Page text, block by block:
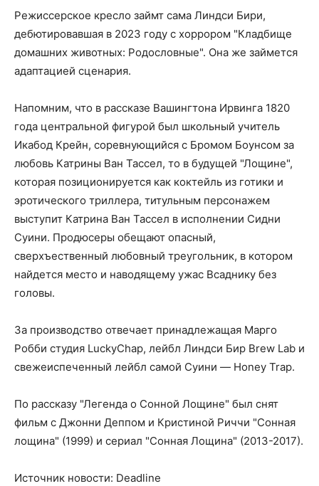
Режиссерское кресло займт сама Линдси Бири,
дебютировавшая в 2023 году с хоррором "Кладбище
домашних животных: Родословные". Она же займется
адаптацией сценария.
Напомним, что в рассказе Вашингтона Ирвинга 1820
года центральной фигурой был школьный учитель
Икабод Крейн, соревнующийся с Бромом Боунсом за
любовь Катрины Ван Тассел, то в будущей "Лощине",
которая позиционируется как коктейль из готики и
эротического триллера, титульным персонажем
выступит Катрина Ван Тассел в исполнении Сидни
Суини. Продюсеры обещают опасный,
сверхъественный любовный треугольник, в котором
найдется место и наводящему ужас Всаднику без
головы.
За производство отвечает принадлежащая Марго
Робби студия LuckyChap, лейбл Линдси Бир Brew Lab и
свежеиспеченный лейбл самой Суини — Honey Trap.
По рассказу "Легенда о Сонной Лощине" был снят
фильм с Джонни Деппом и Кристиной Риччи "Сонная
лощина" (1999) и сериал "Сонная Лощина" (2013-2017).
Источник новости: Deadline